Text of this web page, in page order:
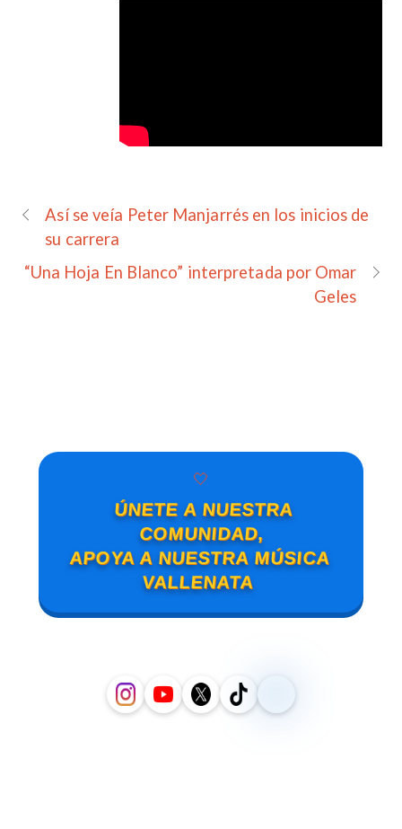
Así se veía Peter Manjarrés en los inicios de
su carrera
“Una Hoja En Blanco” interpretada por Omar
Geles
🤍
ÚNETE A NUESTRA
COMUNIDAD,
APOYA A NUESTRA MÚSICA
VALLENATA